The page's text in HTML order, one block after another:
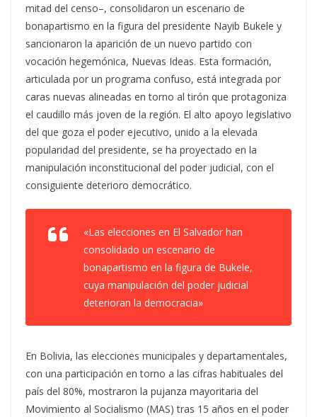
mitad del censo–, consolidaron un escenario de
bonapartismo en la figura del presidente Nayib Bukele y
sancionaron la aparición de un nuevo partido con
vocación hegemónica, Nuevas Ideas. Esta formación,
articulada por un programa confuso, está integrada por
caras nuevas alineadas en torno al tirón que protagoniza
el caudillo más joven de la región. El alto apoyo legislativo
del que goza el poder ejecutivo, unido a la elevada
popularidad del presidente, se ha proyectado en la
manipulación inconstitucional del poder judicial, con el
consiguiente deterioro democrático.
«Las elecciones en El Salvador han
consolidado un escenario de
bonapartismo en la figura de Bukele,
cuya manipulación del poder judicial
deterioran la democracia»
En Bolivia, las elecciones municipales y departamentales,
con una participación en torno a las cifras habituales del
país del 80%, mostraron la pujanza mayoritaria del
Movimiento al Socialismo (MAS) tras 15 años en el poder